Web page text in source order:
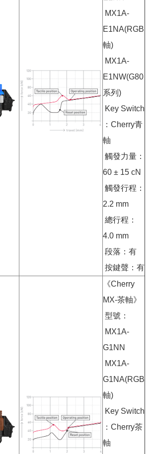
MX1A-
E1NA(RGB
軸)
MX1A-
E1NW(G80
系列)
Key Switch
：Cherry青
軸
觸發力量：
60 ± 15 cN
觸發行程：
2.2 mm
總行程：
4.0 mm
段落：有
按鍵聲：有
《Cherry
MX-茶軸》
型號：
MX1A-
G1NN
MX1A-
G1NA(RGB
軸)
Key Switch
：Cherry茶
軸